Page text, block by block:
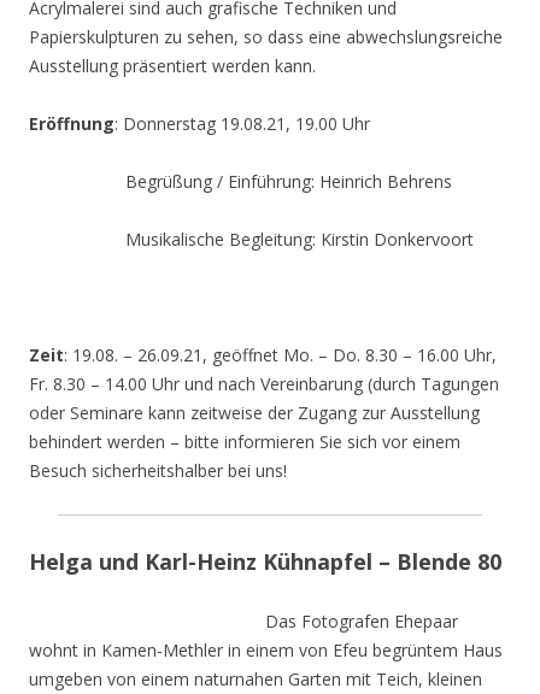
Acrylmalerei sind auch grafische Techniken und
Papierskulpturen zu sehen, so dass eine abwechslungsreiche
Ausstellung präsentiert werden kann.
Eröffnung: Donnerstag 19.08.21, 19.00 Uhr
Begrüßung / Einführung: Heinrich Behrens
Musikalische Begleitung: Kirstin Donkervoort
Zeit: 19.08. – 26.09.21, geöffnet Mo. – Do. 8.30 – 16.00 Uhr,
Fr. 8.30 – 14.00 Uhr und nach Vereinbarung (durch Tagungen
oder Seminare kann zeitweise der Zugang zur Ausstellung
behindert werden – bitte informieren Sie sich vor einem
Besuch sicherheitshalber bei uns!
Helga und Karl-Heinz Kühnapfel – Blende 80
Das Fotografen Ehepaar
wohnt in Kamen-Methler in einem von Efeu begrüntem Haus
umgeben von einem naturnahen Garten mit Teich, kleinen